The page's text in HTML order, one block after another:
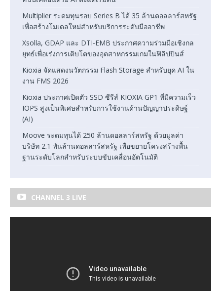
Multiplier ระดมทุนรอบ Series B ได้ 35 ล้านดอลลาร์สหรัฐ
เพื่อสร้างโมเดลใหม่สำหรับบริการระดับมืออาชีพ
Xsolla, GDAP และ DTI-EMB ประกาศความร่วมมือเชิงกล
ยุทธ์เพื่อเร่งการเติบโตของอุตสาหกรรมเกมในฟิลิปปินส์
Kioxia จัดแสดงนวัตกรรม Flash Storage สำหรับยุค AI ใน
งาน FMS 2026
Kioxia ประกาศเปิดตัว SSD ซีรีส์ KIOXIA GP1 ที่มีความเร็ว
IOPS สูงเป็นพิเศษสำหรับการใช้งานด้านปัญญาประดิษฐ์
(AI)
Moove ระดมทุนได้ 250 ล้านดอลลาร์สหรัฐ ด้วยมูลค่า
บริษัท 2.1 พันล้านดอลลาร์สหรัฐ เพื่อขยายโครงสร้างพื้น
ฐานระดับโลกสำหรับระบบขับเคลื่อนอัตโนมัติ
CHANNEL 3 LIVE